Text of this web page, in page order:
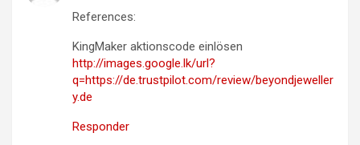
References:
KingMaker aktionscode einlösen
http://images.google.lk/url?
q=https://de.trustpilot.com/review/beyondjeweller
y.de
Responder